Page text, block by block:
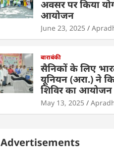
अवसर पर किया
आयोजन
June 23, 2025
बाराबंकी
सैनिकों के लिए
यूनियन (अरा.) ने
शिविर का आयोजन
May 13, 2025
Advertisements